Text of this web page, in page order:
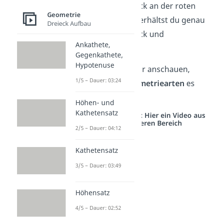
das rechte Dreieck an der roten
Achse spiegelst, erhältst du genau
das rechte Dreieck und
umgekehrt.
Jetzt kannst du dir anschauen,
welchevier Symmetriearten es
gibt.
Studyflix vernetzt: Hier ein Video aus
einem anderen Bereich
Geometrie
Dreieck Aufbau
Ankathete,
Gegenkathete,
Hypotenuse
1/5 – Dauer: 03:24
Höhen- und
Kathetensatz
2/5 – Dauer: 04:12
Kathetensatz
3/5 – Dauer: 03:49
Höhensatz
4/5 – Dauer: 02:52